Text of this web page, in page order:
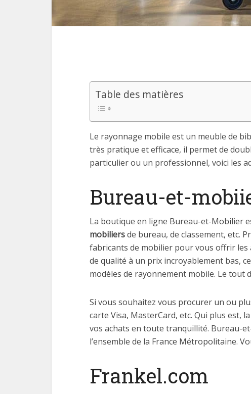
Table des matières
Le rayonnage mobile est un meuble de
très pratique et efficace, il permet de
particulier ou un professionnel, voici les
Bureau-et-
La boutique en ligne Bureau-et-Mobilier
mobiliersde bureau, de classement, etc.
fabricants de mobilier pour vous offrir les
de qualité à un prix incroyablement bas,
modèles de rayonnement mobile. Le tout
Si vous souhaitez vous procurer un ou
carte Visa, MasterCard, etc. Qui plus est,
vos achats en toute tranquillité. Bureau-
l’ensemble de la France Métropolitaine.
Frankel.com